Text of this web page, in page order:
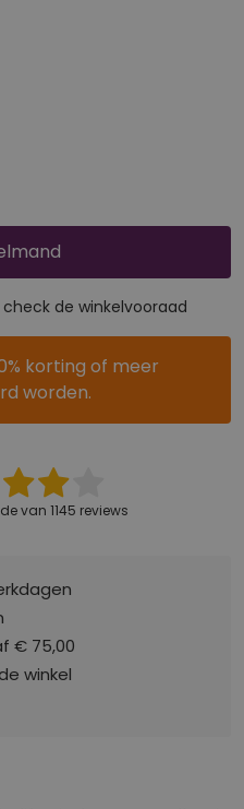
de winkelvooraad
korting of meer
worden.
van 1145 reviews
€ 75,00
winkel